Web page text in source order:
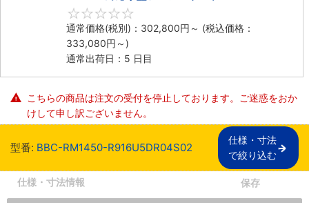
通常価格(税別)： 302,800円 ～ (税込価格：
333,080円 ～)
通常出荷日：5 日目
こちらの商品は注文の受付を停止しております。ご迷惑をおか
けして申し訳ございません。
型番: BBC-RM1450-R916U5DR04S02
仕様・寸法
で絞り込む
仕様・寸法情報 保存